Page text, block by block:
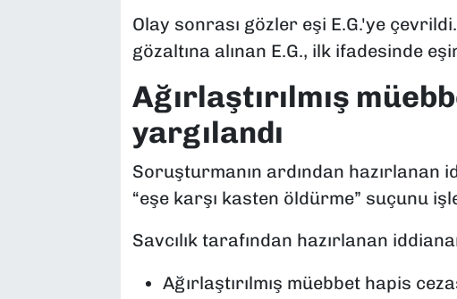
Olay sonrası gözler eşi E.G.'ye
gözaltına alınan E.G., ilk ifadesinde
Ağırlaştırılmış
yargılandı
Soruşturmanın ardından hazırlanan
“eşe karşı kasten öldürme” suçunu
Savcılık tarafından hazırlanan
Ağırlaştırılmış müebbet hapis